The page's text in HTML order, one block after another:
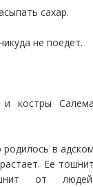
сахар.
не поедет.
и костры
в
Ее
от